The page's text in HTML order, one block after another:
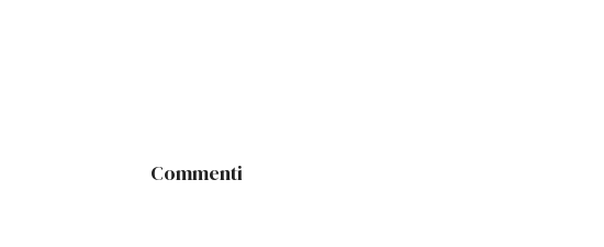
Commenti